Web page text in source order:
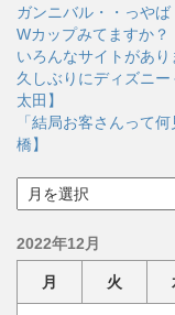
ブ
ゴ
リ
ー
ガンニバル・・っやば
Wカップみてますか？
いろんなサイトがあり
久しぶりにディズニ
太田】
「結局お客さんって
橋】
ー
イ
2022年12月
月 火